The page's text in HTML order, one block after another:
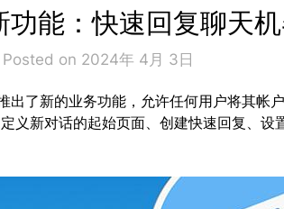
能：快速回复聊天机
Posted on 2024年 4月 3日
出了新的业务功能，允许任何用户将其帐
义新对话的起始页面、创建快速回复、设